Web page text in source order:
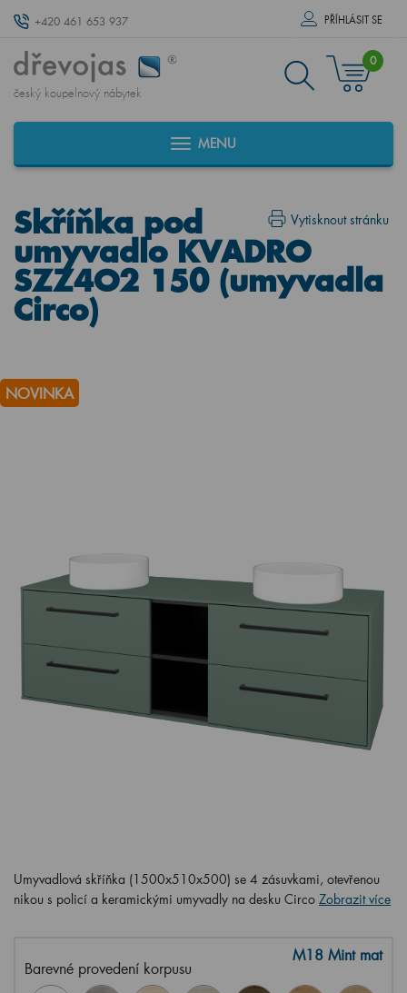
+420 461 653 937 PŘÍHLÁSIT SE
český koupelnový nábytek
0
MENU
Vytisknout stránku
Skříňka pod
umyvadlo KVADRO
SZZ4O2 150 (umyvadla
Circo)
NOVINKA
Umyvadlová skříňka (1500x510x500) se 4 zásuvkami, otevřenou
nikou s policí a keramickými umyvadly na desku Circo Zobrazit více
Barevné provedení korpusu
M18 Mint mat